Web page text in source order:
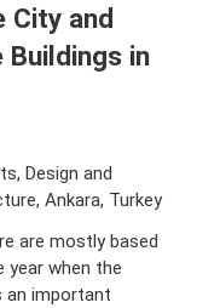
City and
in
Design and
Ankara, Turkey
are mostly based
year when the
an important